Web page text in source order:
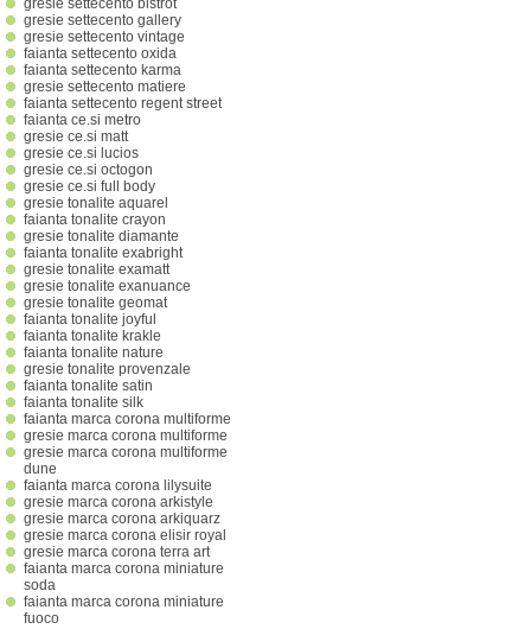
gresie settecento bistrot
gresie settecento gallery
gresie settecento vintage
faianta settecento oxida
faianta settecento karma
gresie settecento matiere
faianta settecento regent street
faianta ce.si metro
gresie ce.si matt
gresie ce.si lucios
gresie ce.si octogon
gresie ce.si full body
gresie tonalite aquarel
faianta tonalite crayon
gresie tonalite diamante
faianta tonalite exabright
gresie tonalite examatt
gresie tonalite exanuance
gresie tonalite geomat
faianta tonalite joyful
faianta tonalite krakle
faianta tonalite nature
gresie tonalite provenzale
faianta tonalite satin
faianta tonalite silk
faianta marca corona multiforme
gresie marca corona multiforme
gresie marca corona multiforme
dune
faianta marca corona lilysuite
gresie marca corona arkistyle
gresie marca corona arkiquarz
gresie marca corona elisir royal
gresie marca corona terra art
faianta marca corona miniature
soda
faianta marca corona miniature
fuoco